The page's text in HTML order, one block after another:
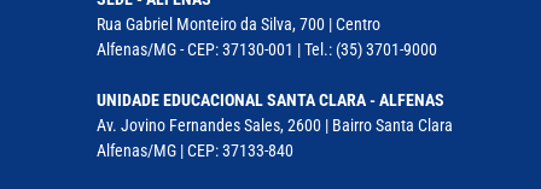
Rua Gabriel Monteiro da Silva, 700 | Centro
Alfenas/MG - CEP: 37130-001 | Tel.: (35) 3701-9000
UNIDADE EDUCACIONAL SANTA CLARA - ALFENAS
Av. Jovino Fernandes Sales, 2600 | Bairro Santa Clara
Alfenas/MG | CEP: 37133-840